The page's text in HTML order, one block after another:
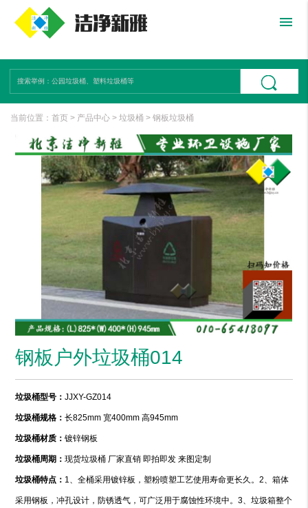
menu
当前位置： 首页> 产品中心> 垃圾桶 > 钢板垃圾桶
钢板户外垃圾桶014
垃圾桶型号：JJXY-GZ014
垃圾桶规格：长825mm 宽400mm 高945mm
垃圾桶材质：镀锌钢板
垃圾桶周期：现货垃圾桶 厂家直销 即拍即发 来图定制
垃圾桶特点： 1、全桶采用镀锌板，塑粉喷塑工艺使用寿命更长久。2、箱体
采用钢板，冲孔设计，防锈透气，可广泛用于腐蚀性环境中。3、垃圾箱整个